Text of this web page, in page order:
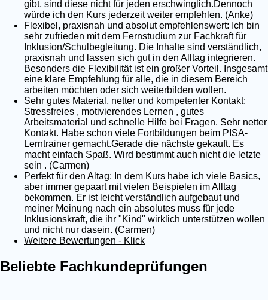
gibt, sind diese nicht für jeden erschwinglich.Dennoch
würde ich den Kurs jederzeit weiter empfehlen. (Anke)
Flexibel, praxisnah und absolut empfehlenswert: Ich bin
sehr zufrieden mit dem Fernstudium zur Fachkraft für
Inklusion/Schulbegleitung. Die Inhalte sind verständlich,
praxisnah und lassen sich gut in den Alltag integrieren.
Besonders die Flexibilität ist ein großer Vorteil. Insgesamt
eine klare Empfehlung für alle, die in diesem Bereich
arbeiten möchten oder sich weiterbilden wollen.
Sehr gutes Material, netter und kompetenter Kontakt:
Stressfreies , motivierendes Lernen , gutes
Arbeitsmaterial und schnelle Hilfe bei Fragen. Sehr netter
Kontakt. Habe schon viele Fortbildungen beim PISA-
Lerntrainer gemacht.Gerade die nächste gekauft. Es
macht einfach Spaß. Wird bestimmt auch nicht die letzte
sein . (Carmen)
Perfekt für den Altag: In dem Kurs habe ich viele Basics,
aber immer gepaart mit vielen Beispielen im Alltag
bekommen. Er ist leicht verständlich aufgebaut und
meiner Meinung nach ein absolutes muss für jede
Inklusionskraft, die ihr "Kind" wirklich unterstützen wollen
und nicht nur dasein. (Carmen)
Weitere Bewertungen - Klick
Beliebte Fachkundeprüfungen